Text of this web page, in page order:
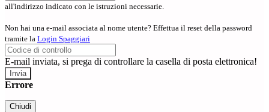
all'indirizzo indicato con le istruzioni necessarie.
Non hai una e-mail associata al nome utente? Effettua il reset della password
tramite la Login Spaggiari
E-mail inviata, si prega di controllare la casella di posta elettronica!
Errore
Chiudi